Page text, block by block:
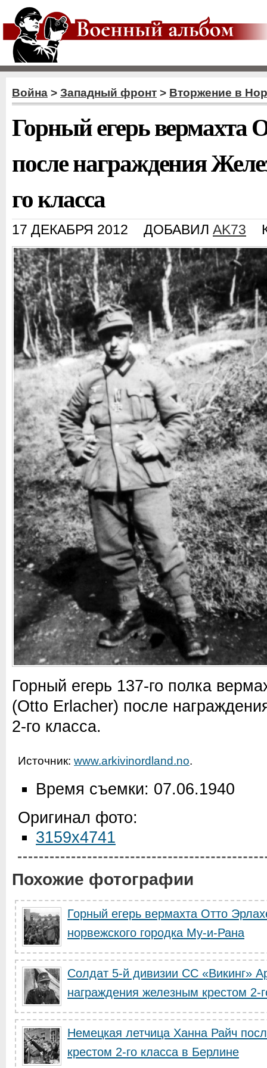
Война > Западный фронт > Вторжение в
Горный егерь вермахта
после награждения
го класса
17 ДЕКАБРЯ 2012 ДОБАВИЛ AK73
Горный егерь 137-го полка
(Otto Erlacher) после
2-го класса.
Источник: www.arkivinordland.no.
Время съемки: 07.06.1940
Оригинал фото:
3159x4741
Похожие фотографии
Горный егерь вермахта Отто
норвежского городка Му-и-Рана
Cолдат 5-й дивизии СС «Викинг»
награждения железным крестом 2-
Немецкая летчица Ханна Райч
крестом 2-го класса в Берлине